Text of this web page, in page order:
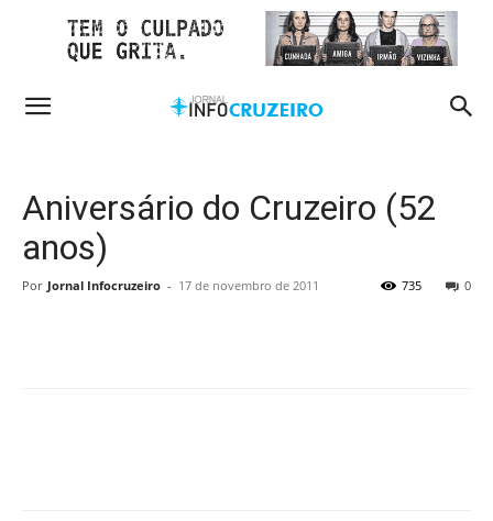
Aniversário do Cruzeiro (52
anos)
Por Jornal Infocruzeiro - 17 de novembro de 2011 0
735